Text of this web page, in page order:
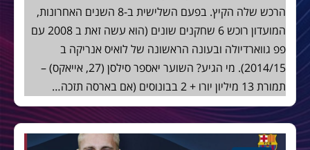
הרכש שלה הקיץ. בפעם השלישית ב-8 השנים האחרונות,
המועדון רוכש 6 שחקנים שונים (הוא עשה זאת ב 2008 עם
פפ גווארדיולה ובעונה הראשונה של לואיס אנריקה ב
2014/15). מי הגיע? השוער יאספר סילסן (27, אייאקס) –
תמורת 13 מיליון יורו + 2 בבונוסים (אם בארסה תזכה…